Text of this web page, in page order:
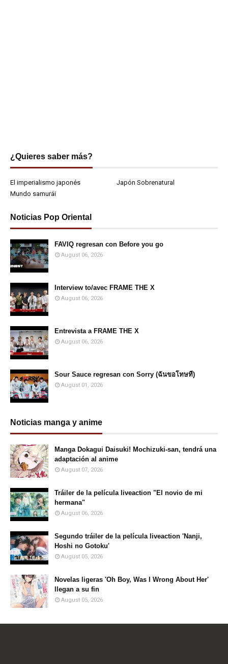
¿Quieres saber más?
El imperialismo japonés
Japón Sobrenatural
Mundo samurái
Noticias Pop Oriental
FAVIQ regresan con Before you go
August 06, 2026
Interview to/avec FRAME THE X
August 06, 2026
Entrevista a FRAME THE X
August 06, 2026
Sour Sauce regresan con Sorry (ฉันขอโทษที)
August 01, 2026
Noticias manga y anime
Manga Dokagui Daisuki! Mochizuki-san, tendrá una
adaptación al anime
August 07, 2026
Tráiler de la película liveaction "El novio de mi
hermana"
August 06, 2026
Segundo tráiler de la película liveaction 'Nanji,
Hoshi no Gotoku'
August 05, 2026
Novelas ligeras 'Oh Boy, Was I Wrong About Her'
llegan a su fin
August 05, 2026